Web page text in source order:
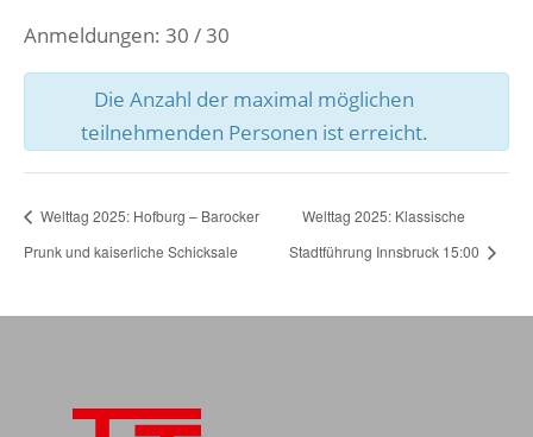
Anmeldungen: 30 / 30
Die Anzahl der maximal möglichen
teilnehmenden Personen ist erreicht.
Welttag 2025: Hofburg – Barocker
Prunk und kaiserliche Schicksale
Welttag 2025: Klassische
Stadtführung Innsbruck 15:00